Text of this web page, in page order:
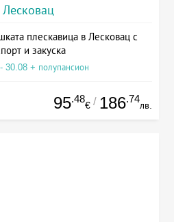
Лесковац
плескавица в Лесковац с
и закуска
30.08 + полупансион
95.48
€ / 186.74
лв.